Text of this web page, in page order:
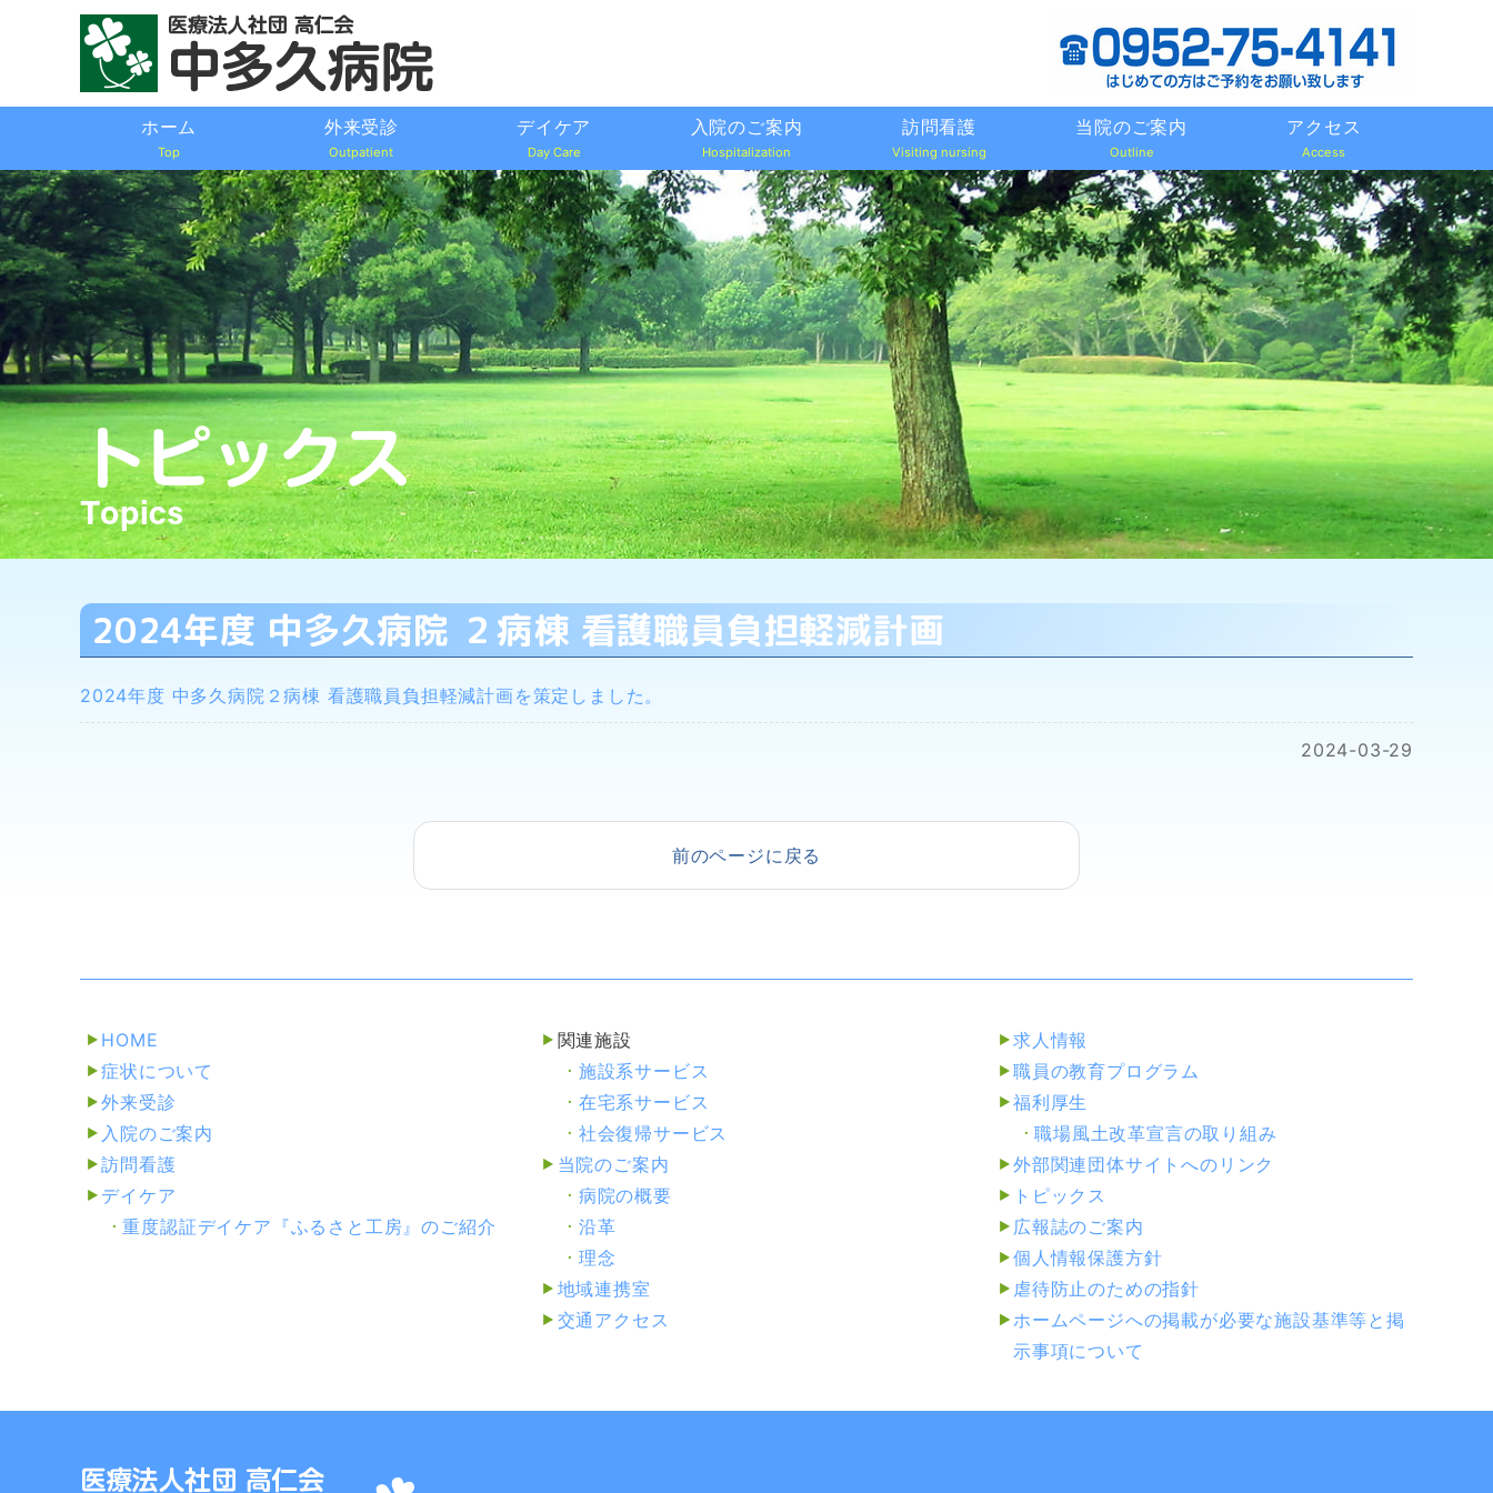
ホーム
Top
外来受診
Outpatient
デイケア
Day Care
入院のご案内
Hospitalization
訪問看護
Visiting nursing
当院のご案内
Outline
アクセス
Access
2024年度 中多久病院 ２病棟 看護職員負担軽減計画
2024年度 中多久病院２病棟 看護職員負担軽減計画を策定しました。
2024-03-29
前のページに戻る
HOME
症状について
外来受診
入院のご案内
訪問看護
デイケア
重度認証デイケア『ふるさと工房』のご紹介
関連施設
施設系サービス
在宅系サービス
社会復帰サービス
当院のご案内
病院の概要
沿革
理念
地域連携室
交通アクセス
求人情報
職員の教育プログラム
福利厚生
職場風土改革宣言の取り組み
外部関連団体サイトへのリンク
トピックス
広報誌のご案内
個人情報保護方針
虐待防止のための指針
ホームページへの掲載が必要な施設基準等と掲
示事項について